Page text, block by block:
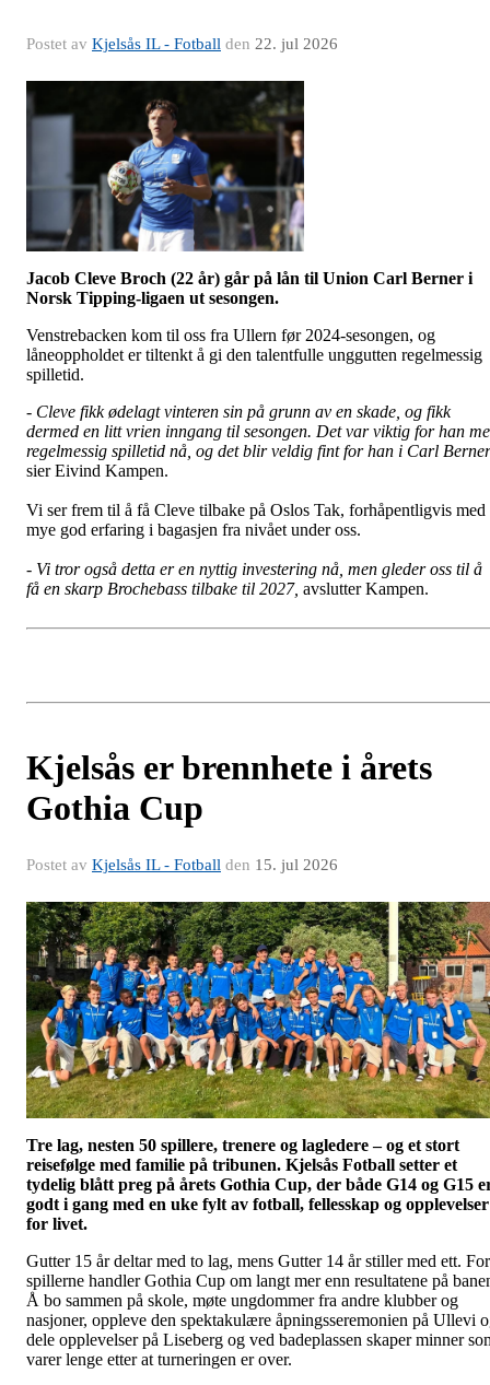
Postet av Kjelsås IL - Fotball den 22. jul 2026
Jacob Cleve Broch (22 år) går på lån til Union Carl Berner i
Norsk Tipping-ligaen ut sesongen.
Venstrebacken kom til oss fra Ullern før 2024-sesongen, og
låneoppholdet er tiltenkt å gi den talentfulle unggutten regelmessig
spilletid.
- Cleve fikk ødelagt vinteren sin på grunn av en skade, og fikk
dermed en litt vrien inngang til sesongen. Det var viktig for han
regelmessig spilletid nå, og det blir veldig fint for han i Carl Berner
sier Eivind Kampen.
Vi ser frem til å få Cleve tilbake på Oslos Tak, forhåpentligvis med
mye god erfaring i bagasjen fra nivået under oss.
- Vi tror også detta er en nyttig investering nå, men gleder oss til å
få en skarp Brochebass tilbake til 2027, avslutter Kampen.
Kjelsås er brennhete i årets
Gothia Cup
Postet av Kjelsås IL - Fotball den 15. jul 2026
Tre lag, nesten 50 spillere, trenere og lagledere – og et stort
reisefølge med familie på tribunen. Kjelsås Fotball setter et
tydelig blått preg på årets Gothia Cup, der både G14 og G15
godt i gang med en uke fylt av fotball, fellesskap og opplevelser
for livet.
Gutter 15 år deltar med to lag, mens Gutter 14 år stiller med ett. For
spillerne handler Gothia Cup om langt mer enn resultatene på
Å bo sammen på skole, møte ungdommer fra andre klubber og
nasjoner, oppleve den spektakulære åpningsseremonien på Ullevi
dele opplevelser på Liseberg og ved badeplassen skaper minner
varer lenge etter at turneringen er over.